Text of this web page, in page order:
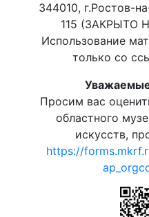
344010, г.Ростов-
115 (ЗАКРЫТО
Использование
только со
Просим вас
областного
искусств,
https://